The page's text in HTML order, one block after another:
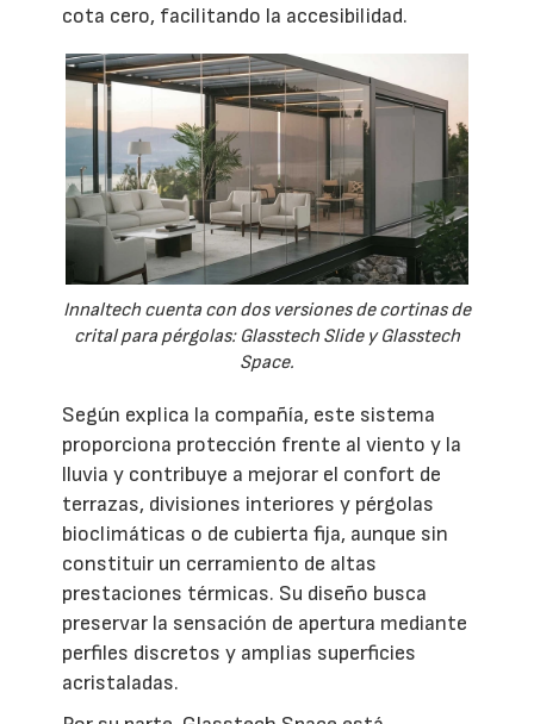
cota cero, facilitando la accesibilidad.
Innaltech cuenta con dos versiones de cortinas de
crital para pérgolas: Glasstech Slide y Glasstech
Space.
Según explica la compañía, este sistema
proporciona protección frente al viento y la
lluvia y contribuye a mejorar el confort de
terrazas, divisiones interiores y pérgolas
bioclimáticas o de cubierta fija, aunque sin
constituir un cerramiento de altas
prestaciones térmicas. Su diseño busca
preservar la sensación de apertura mediante
perfiles discretos y amplias superficies
acristaladas.